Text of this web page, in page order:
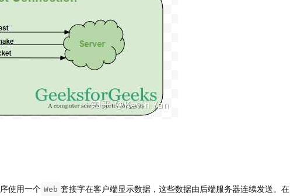
使用一个 Web 套接字在客户端显示数据，这些数据由后端服务器连续发送。在